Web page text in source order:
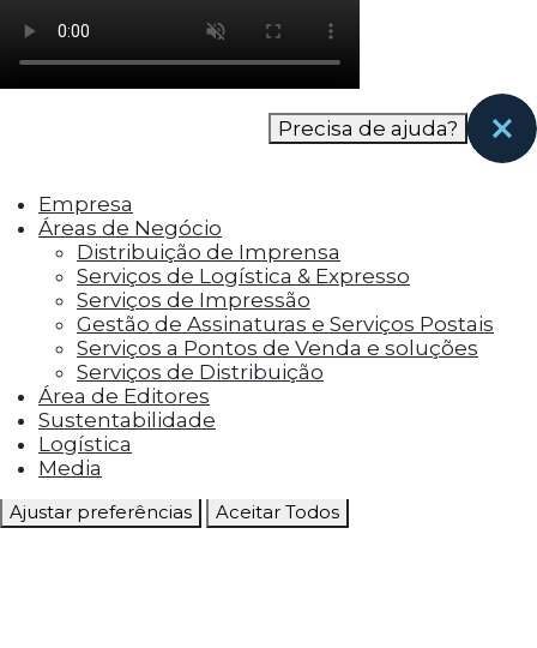
como os visitantes interagem com o site. Esses
cookies ajudam a fornecer informações sobre
as métricas do número de visitantes, taxa de
rejeição, origem do tráfego, etc.
funcionalidades, como compartilhar o
conteúdo do site em plataformas de social
media, coletar feedbacks e outros recursos de
terceiros.
Cookies Marketing
Os cookies de marketing são usados para
entregar aos visitantes anúncios
personalizados com base nas páginas que eles
visitaram antes e analisar a eficácia da
campanha publicitária.
Ajustar preferências Aceitar Todos
Precisa de ajuda?
Empresa
Áreas de Negócio
Distribuição de Imprensa
Serviços de Logística & Expresso
Serviços de Impressão
Gestão de Assinaturas e Serviços Postais
Serviços a Pontos de Venda e soluções
Serviços de Distribuição
Área de Editores
Sustentabilidade
Logística
Media